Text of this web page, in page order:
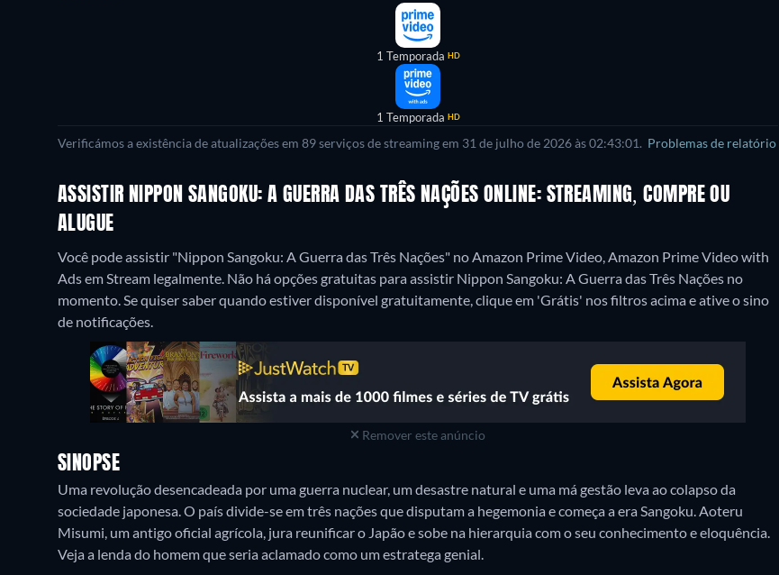
1 Temporada HD
1 Temporada HD
Verificámos a existência de atualizações em 89 serviços de streaming em 31 de julho de 2026 às 02:43:01. Problemas de relatório
ASSISTIR NIPPON SANGOKU: A GUERRA DAS TRÊS NAÇÕES ONLINE: STREAMING, COMPRE OU
ALUGUE
Você pode assistir "Nippon Sangoku: A Guerra das Três Nações" no Amazon Prime Video, Amazon Prime Video with
Ads em Stream legalmente. Não há opções gratuitas para assistir Nippon Sangoku: A Guerra das Três Nações no
momento. Se quiser saber quando estiver disponível gratuitamente, clique em 'Grátis' nos filtros acima e ative o sino
de notificações.
Remover este anúncio
SINOPSE
Uma revolução desencadeada por uma guerra nuclear, um desastre natural e uma má gestão leva ao colapso da
sociedade japonesa. O país divide-se em três nações que disputam a hegemonia e começa a era Sangoku. Aoteru
Misumi, um antigo oficial agrícola, jura reunificar o Japão e sobe na hierarquia com o seu conhecimento e eloquência.
Veja a lenda do homem que seria aclamado como um estratega genial.